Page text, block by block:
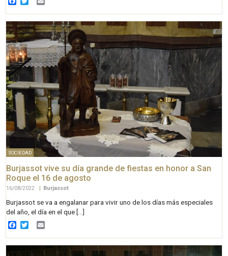
SOCIEDAD
Burjassot vive su día grande de fiestas en honor a San
Roque el 16 de agosto
16/08/2022 Burjassot
Burjassot se va a engalanar para vivir uno de los días más especiales
del año, el día en el que […]
Facebook
Twitter